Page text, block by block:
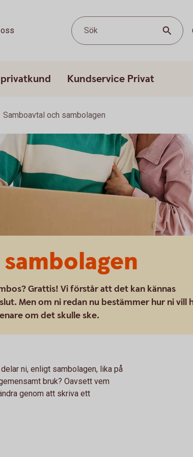
Sök
Kundservice Privat
Samboavtal och sambolagen
Grattis! Vi förstår att det kan kännas
Men om ni redan nu bestämmer hur ni vill
om det skulle ske.
ni, enligt sambolagen, lika på
bruk? Oavsett vem
genom att skriva ett